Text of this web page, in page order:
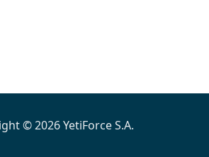
© 2026 YetiForce S.A.